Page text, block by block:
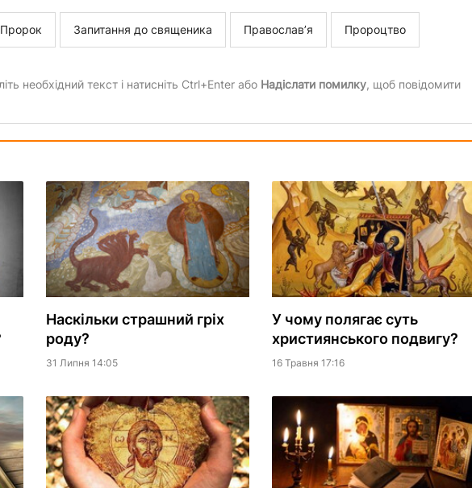
Пророк Запитання до священика Православ’я Пророцтво
необхідний текст і натисніть Ctrl+Enter або Надіслати помилку, щоб повідомити
Наскільки страшний гріх
роду?
31 Липня 14:05
У чому полягає суть
християнського подвигу?
16 Травня 17:16